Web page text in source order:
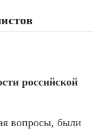
российской
вопросы, были